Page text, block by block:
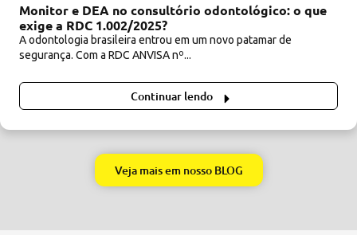
Monitor e DEA no consultório odontológico: o que
exige a RDC 1.002/2025?
A odontologia brasileira entrou em um novo patamar de
segurança. Com a RDC ANVISA nº...
Continuar lendo
Veja mais em nosso BLOG